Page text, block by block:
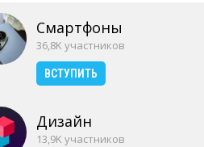
Смартфоны
36,8K участников
ВСТУПИТЬ
Дизайн
13,9K участников